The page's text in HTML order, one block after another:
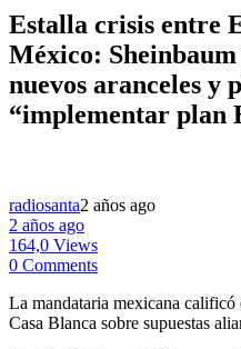
Estalla crisis entre
México:
nuevos aranceles y
“implementar plan
radiosanta2 años ago
2 años ago
164,0 Views
0 Comments
La mandataria mexicana calificó
Casa Blanca sobre supuestas